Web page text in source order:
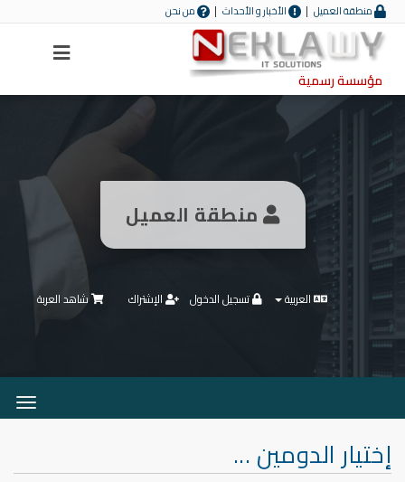
منطقة العميل الأخبار و الأحداث من نحن
مؤسسة رسمية
منطقة العميل
العربية تسجيل الدخول الإشتراك شاهد العربة
تبديل
إختيار الدومين ...